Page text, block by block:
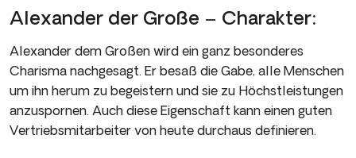
Alexander der Große – Charakter:
Alexander dem Großen wird ein ganz besonderes
Charisma nachgesagt. Er besaß die Gabe, alle Menschen
um ihn herum zu begeistern und sie zu Höchstleistungen
anzuspornen. Auch diese Eigenschaft kann einen guten
Vertriebsmitarbeiter von heute durchaus definieren.